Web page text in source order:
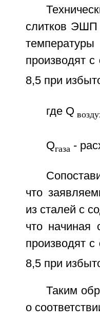
слитков ЭШП
производят
8,5 при
где Q
Qгаза -
что
из сталей с
что начиная
производят
8,5 при
Таким
о